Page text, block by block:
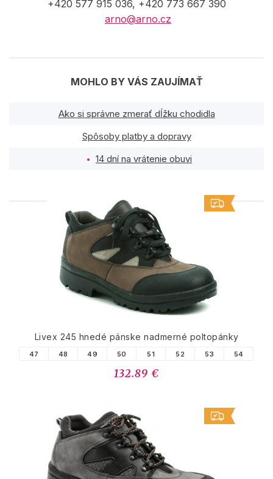
+420 577 915 036, +420 773 667 390
arno@arno.cz
MOHLO BY VÁS ZAUJÍMAŤ
Ako si správne zmerať dĺžku chodidla
Spôsoby platby a dopravy
14 dní na vrátenie obuvi
PODOBNÉ PRODUKTY
Livex 245 hnedé pánske nadmerné poltopánky
47 48 49 50 51 52 53 54
132.89 €